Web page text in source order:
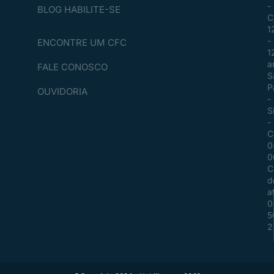
BLOG HABILITE-SE
ENCONTRE UM CFC
FALE CONOSCO
OUVIDORIA
-
-
-
-